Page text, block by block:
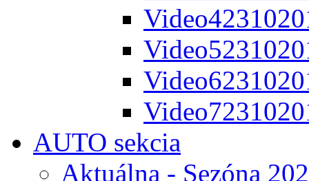
AUTO sekcia
Aktuálna - Sezóna